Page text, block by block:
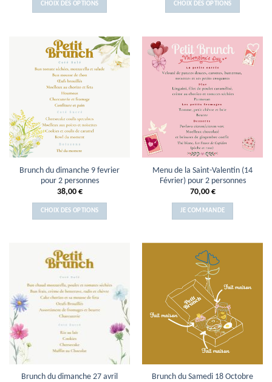
CHOIX DES OPTIONS CHOIX DES OPTIONS
Brunch du dimanche 9 fevrier
pour 2 personnes
38,00 €
CHOIX DES OPTIONS
Menu de la Saint-Valentin (14
Février) pour 2 personnes
70,00 €
JE COMMANDE
Brunch du dimanche 27 avril
Brunch du Samedi 18 Octobre